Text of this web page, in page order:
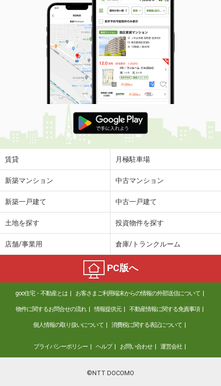
専有面積 150m²
間取り
1LDK
富山県富山市四方北窪
価 格
6.80万円
住 所
富山県富山市四方北窪
専有面積 50.05m²
間取り
1LDK
富山県富山市長江２丁目
価 格
3.30万円
富山県富山市中島４丁目
価 格
4.60万円
富山県富山市中島４丁目
専有面積 50.07m²
住 所
富山県富山市下新町
専有面積
53.72m²
富山県富山市奥田町
賃貸 月極駐車場
新築マンション 中古マンション
新築一戸建て 中古一戸建て
土地を探す 投資物件を探す
店舗/事業用 倉庫/トランクルーム
PC版へ
goo住宅・不動産とは お客さまご利用端末からの情報の外部送信について
物件に関するお問合せの流れ 情報提供元 不動産情報に関する免責事項
個人情報の取り扱いについて 消費税に関する表記について
プライバシーポリシー ヘルプ お問い合わせ 運営会社
©NTT DOCOMO